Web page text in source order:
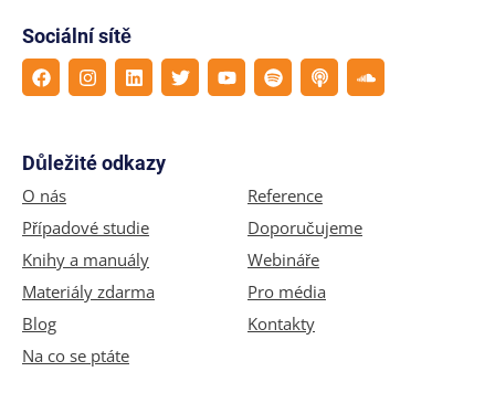
Sociální sítě
Důležité odkazy
O nás
Případové studie
Knihy a manuály
Materiály zdarma
Blog
Na co se ptáte
Reference
Doporučujeme
Webináře
Pro média
Kontakty